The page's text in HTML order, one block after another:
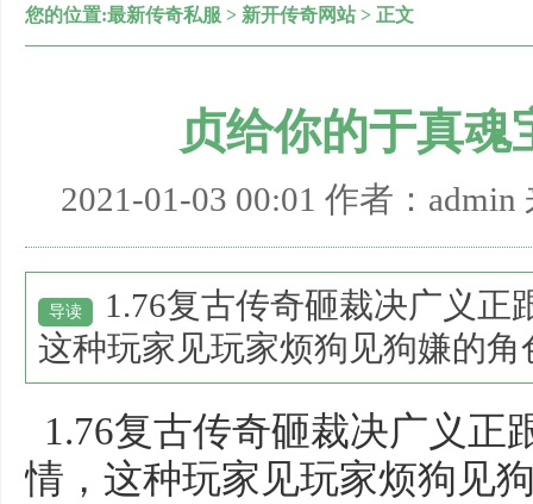
您的位置:最新传奇私服 > 新开传奇网站> 正文
贞给你的于真魂
2021-01-03 00:01 作者：admin
导读
1.76复古传奇砸裁决广义正
这种玩家见玩家烦狗见狗嫌的
1.76复古传奇砸裁决广义正
情，这种玩家见玩家烦狗见